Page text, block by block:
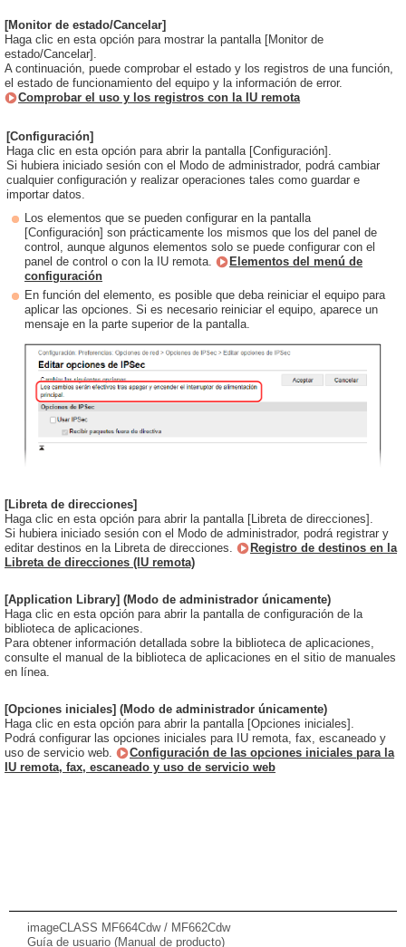
[Monitor de estado/Cancelar]
Haga clic en esta opción para mostrar la pantalla [Monitor de
estado/Cancelar].
A continuación, puede comprobar el estado y los registros de una función,
el estado de funcionamiento del equipo y la información de error.
Comprobar el uso y los registros con la IU remota
[Configuración]
Haga clic en esta opción para abrir la pantalla [Configuración].
Si hubiera iniciado sesión con el Modo de administrador, podrá cambiar
cualquier configuración y realizar operaciones tales como guardar e
importar datos.
Los elementos que se pueden configurar en la pantalla
[Configuración] son prácticamente los mismos que los del panel de
control, aunque algunos elementos solo se puede configurar con el
panel de control o con la IU remota.
Elementos del menú de
configuración
En función del elemento, es posible que deba reiniciar el equipo para
aplicar las opciones. Si es necesario reiniciar el equipo, aparece un
mensaje en la parte superior de la pantalla.
[Libreta de direcciones]
Haga clic en esta opción para abrir la pantalla [Libreta de direcciones].
Si hubiera iniciado sesión con el Modo de administrador, podrá registrar y
editar destinos en la Libreta de direcciones.
Registro de destinos en la
Libreta de direcciones (IU remota)
[Application Library] (Modo de administrador únicamente)
Haga clic en esta opción para abrir la pantalla de configuración de la
biblioteca de aplicaciones.
Para obtener información detallada sobre la biblioteca de aplicaciones,
consulte el manual de la biblioteca de aplicaciones en el sitio de manuales
en línea.
[Opciones iniciales] (Modo de administrador únicamente)
Haga clic en esta opción para abrir la pantalla [Opciones iniciales].
Podrá configurar las opciones iniciales para IU remota, fax, escaneado y
uso de servicio web.
Configuración de las opciones iniciales para la
IU remota, fax, escaneado y uso de servicio web
imageCLASS MF664Cdw / MF662Cdw
Guía de usuario (Manual de producto)